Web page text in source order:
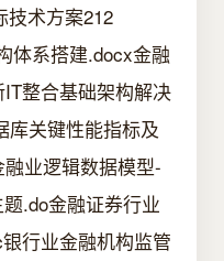
技术方案212
体系搭建.docx金融
整合基础架构解决
库关键性能指标及
业逻辑数据模型-
.do金融证券行业
行业金融机构监管